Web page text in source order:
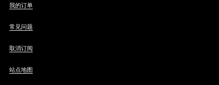
我的订单
常见问题
取消订阅
站点地图